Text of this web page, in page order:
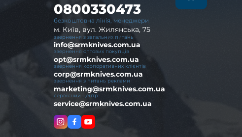
безкоштовна лінія, менеджери
0800330473
м. Київ, вул. Жилянська, 75
звернення з загальних питань
info@srmknives.com.ua
звернення оптових покупців
opt@srmknives.com.ua
звернення корпоративних клієнтів
corp@srmknives.com.ua
звернення з питань реклами
marketing@srmknives.com.ua
сервісний центр
service@srmknives.com.ua